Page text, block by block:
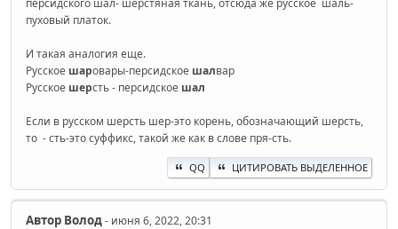
пуховый платок.
И такая аналогия еще.
Русское шаровары-персидское шалвар
Русское шерсть - персидское шал
Если в русском шерсть шер-это корень, обозначающий шерсть,
то - сть-это суффикс, такой же как в слове пря-сть.
QQ ЦИТИРОВАТЬ ВЫДЕЛЕННОЕ
Автор Волод- июня 6, 2022, 20:31